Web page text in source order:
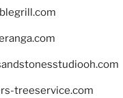
treeservice.com